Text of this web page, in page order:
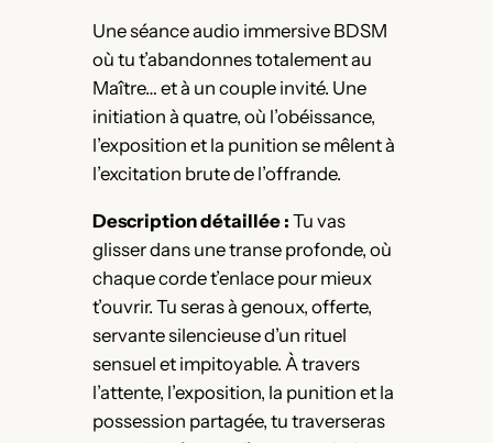
Une séance audio immersive BDSM
où tu t’abandonnes totalement au
Maître… et à un couple invité. Une
initiation à quatre, où l’obéissance,
l’exposition et la punition se mêlent à
l’excitation brute de l’offrande.
Description détaillée : Tu vas
glisser dans une transe profonde, où
chaque corde t’enlace pour mieux
t’ouvrir. Tu seras à genoux, offerte,
servante silencieuse d’un rituel
sensuel et impitoyable. À travers
l’attente, l’exposition, la punition et la
possession partagée, tu traverseras